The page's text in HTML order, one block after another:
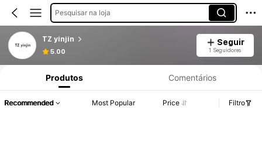
Pesquisar na loja
TZ yinjin
5.00
Seguir
1 Seguidores
Produtos Comentários
Recommended Most Popular Price Filtro